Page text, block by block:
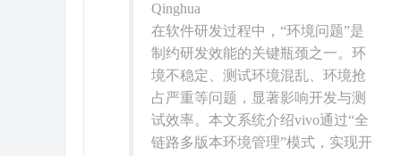
Qinghua
在软件研发过程中，“环境问题”是
制约研发效能的关键瓶颈之一。环
境不稳定、测试环境混乱、环境抢
占严重等问题，显著影响开发与测
试效率。本文系统介绍vivo通过“全
链路多版本环境管理”模式，实现开